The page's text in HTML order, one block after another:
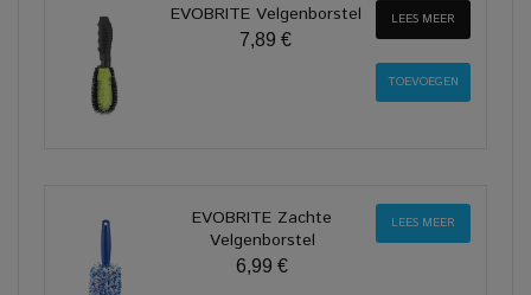
EVOBRITE Velgenborstel
7,89 €
LEES MEER
EVOBRITE Zachte
Velgenborstel
6,99 €
LEES MEER